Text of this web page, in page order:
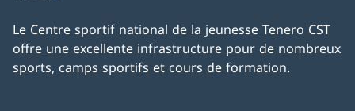
Le Centre sportif national de la jeunesse Tenero CST
offre une excellente infrastructure pour de nombreux
sports, camps sportifs et cours de formation.